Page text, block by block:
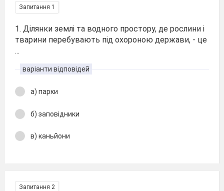
Запитання 1
1. Ділянки землі та водного простору, де рослини і
тварини перебувають під охороною держави, - це
...
варіанти відповідей
а) парки
б) заповідники
в) каньйони
Запитання 2